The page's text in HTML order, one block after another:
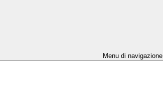
Menu di navigazione